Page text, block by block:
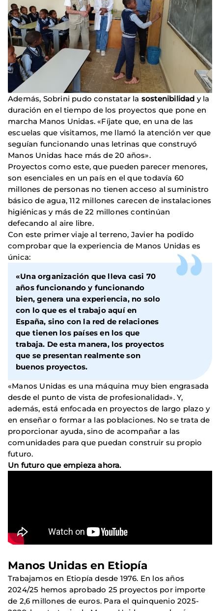
Además, Sobrini pudo constatar la sostenibilidad y la
duración en el tiempo de los proyectos que pone en
marcha Manos Unidas. «Fíjate que, en una de las
escuelas que visitamos, me llamó la atención ver que
seguían funcionando unas letrinas que construyó
Manos Unidas hace más de 20 años».
Proyectos como este, que pueden parecer menores,
son esenciales en un país en el que todavía 60
millones de personas no tienen acceso al suministro
básico de agua, 112 millones carecen de instalaciones
higiénicas y más de 22 millones continúan
defecando al aire libre.
Con este primer viaje al terreno, Javier ha podido
comprobar que la experiencia de Manos Unidas es
única:
«Una organización que lleva casi 70
años funcionando y funcionando
bien, genera una experiencia, no solo
con lo que es el trabajo aquí en
España, sino con la red de relaciones
que tienen los países en los que
trabaja. De esta manera, los proyectos
que se presentan realmente son
buenos proyectos.
«Manos Unidas es una máquina muy bien engrasada
desde el punto de vista de profesionalidad». Y,
además, está enfocada en proyectos de largo plazo y
en enseñar o formar a las poblaciones. No se trata de
proporcionar ayuda, sino de acompañar a las
comunidades para que puedan construir su propio
futuro.
Un futuro que empieza ahora.
Manos Unidas en Etiopía
Trabajamos en Etiopía desde 1976. En los años
2024/25 hemos aprobado 25 proyectos por importe
de 2,6 millones de euros. Para el quinquenio 2025-